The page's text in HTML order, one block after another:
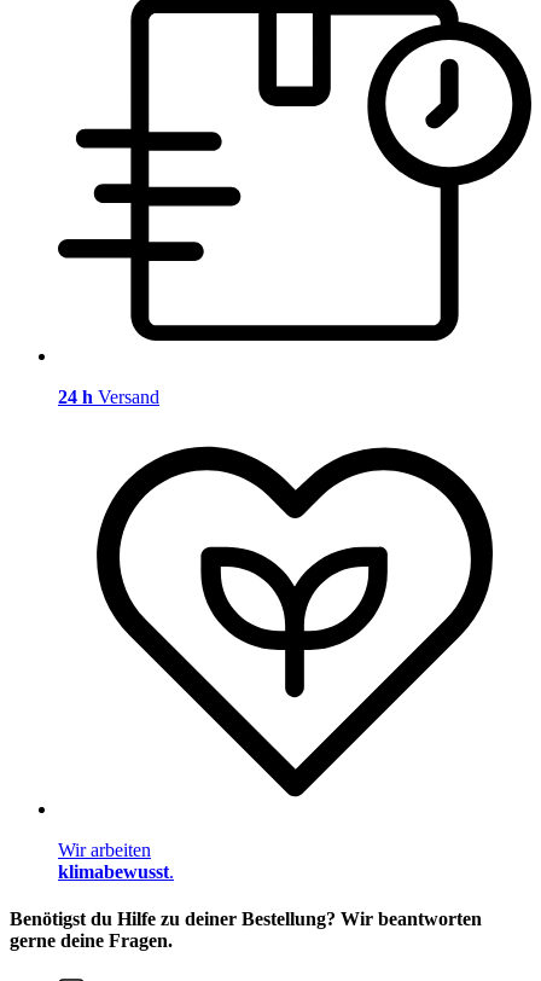
24 h Versand
Wir arbeiten
klimabewusst.
Benötigst du Hilfe zu deiner Bestellung? Wir beantworten
gerne deine Fragen.